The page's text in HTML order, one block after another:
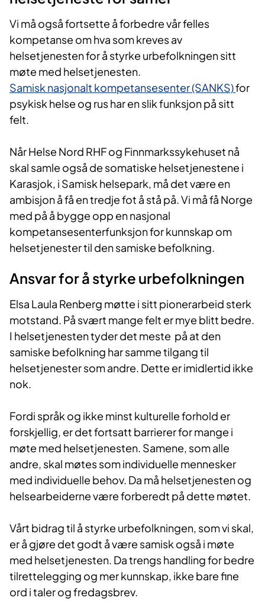
Vi må også fortsette å forbedre vår felles
kompetanse om hva som kreves av
helsetjenesten for å styrke urbefolkningen sitt
møte med helsetjenesten.
Samisk nasjonalt kompetansesenter (SANKS)for
psykisk helse og rus har en slik funksjon på sitt
felt.
Når Helse Nord RHF og Finnmarkssykehuset nå
skal samle også de somatiske helsetjenestene i
Karasjok, i Samisk helsepark, må det være en
ambisjon å få en tredje fot å stå på. Vi må få Norge
med på å bygge opp en nasjonal
kompetansesenterfunksjon for kunnskap om
helsetjenester til den samiske befolkning.
Ansvar for å styrke urbefolkningen
Elsa Laula Renberg møtte i sitt pionerarbeid sterk
motstand. På svært mange felt er mye blitt bedre.
I helsetjenesten tyder det meste på at den
samiske befolkning har samme tilgang til
helsetjenester som andre. Dette er imidlertid ikke
nok.
Fordi språk og ikke minst kulturelle forhold er
forskjellig, er det fortsatt barrierer for mange i
møte med helsetjenesten. Samene, som alle
andre, skal møtes som individuelle mennesker
med individuelle behov. Da må helsetjenesten og
helsearbeiderne være forberedt på dette møtet.
Vårt bidrag til å styrke urbefolkningen, som vi skal,
er å gjøre det godt å være samisk også i møte
med helsetjenesten. Da trengs handling for bedre
tilrettelegging og mer kunnskap, ikke bare fine
ord i taler og fredagsbrev.